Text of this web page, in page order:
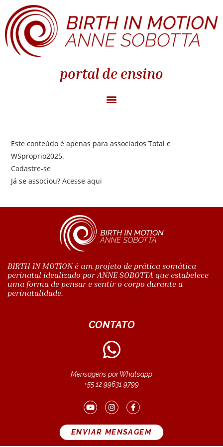
portal de ensino
Este conteúdo é apenas para associados Total e
WSproprio2025.
Cadastre-se
Já se associou?Acesse aqui
BIRTH IN MOTION é um projeto de prática somática
perinatal idealizado por ANNE SOBOTTA que estabelece
uma forma de pensar e sentir o corpo durante a
perinatalidade.
CONTATO
Mensagens por Whatsapp
+55 12 99631 9799
ENVIAR MENSAGEM